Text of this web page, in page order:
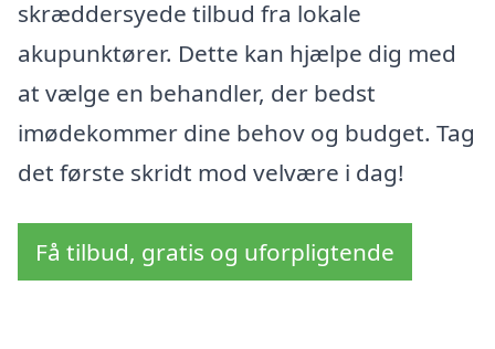
skræddersyede tilbud fra lokale
akupunktører. Dette kan hjælpe dig med
at vælge en behandler, der bedst
imødekommer dine behov og budget. Tag
det første skridt mod velvære i dag!
Få tilbud, gratis og uforpligtende